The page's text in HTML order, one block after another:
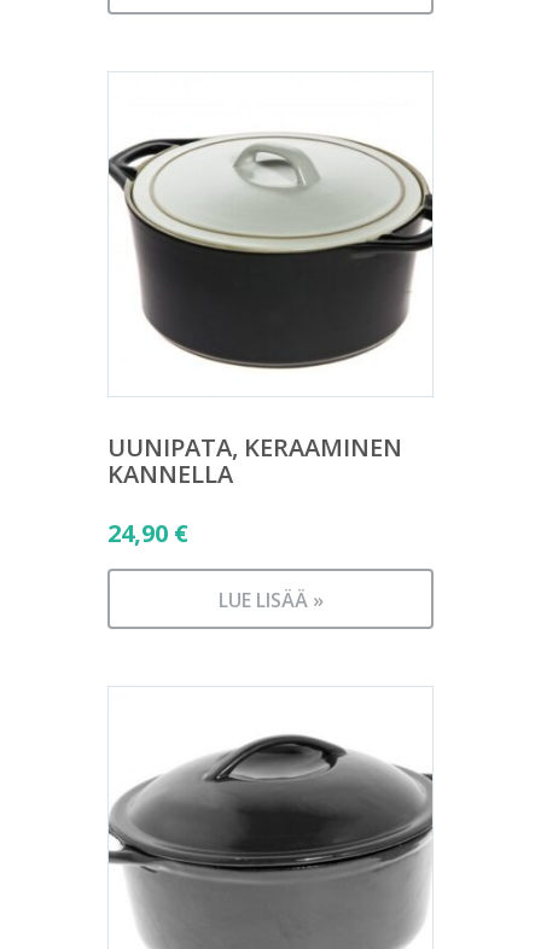
UUNIPATA, KERAAMINEN
KANNELLA
24,90 €
LUE LISÄÄ »